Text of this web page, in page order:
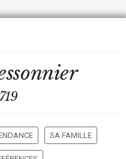
SA FAMILLE